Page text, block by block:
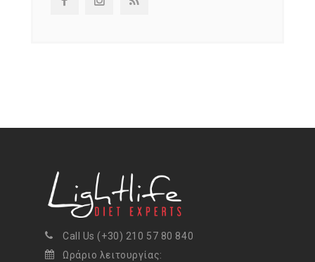
Call Us (+30) 210 57 80 840
Ωράριο λειτουργίας: